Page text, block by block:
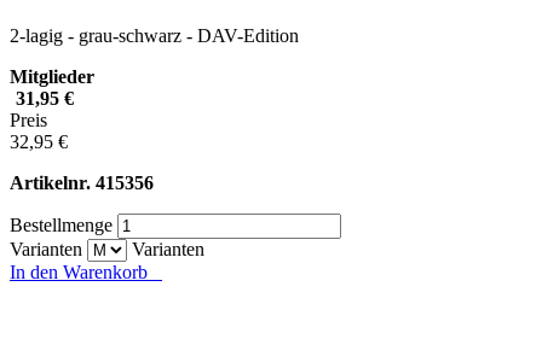
2-lagig - grau-schwarz - DAV-Edition
Mitglieder
31,95 €
Preis
32,95 €
Artikelnr. 415356
Bestellmenge
Varianten
Varianten
In den Warenkorb